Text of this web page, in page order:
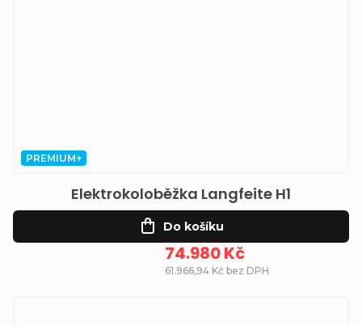
PREMIUM+
Elektrokoloběžka Langfeite H1
61.966,94 Kč bez DPH
74.980 Kč
Do košíku